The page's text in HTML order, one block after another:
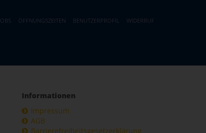
ÖFFNUNGSZEITEN BENUTZERPROFIL WIDERRUF
Informationen
Impressum
AGB
Barrierefreiheitsgesetzerklärung